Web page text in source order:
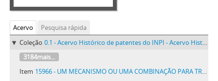
Acervo
Pesquisa rápida
Coleção 0.1 - Acervo Histórico de patentes do INPI - Acervo Histórico de patentes do INPI
3184mais...
Item 15966 - UM MECANISMO OU UMA COMBINAÇÃO PARA TRANSMISSÃO E MUDANÇA DE VELOCIDADE EM UM VEHICULO MOVIDO A VAPOR OU EM UM TRACTOR